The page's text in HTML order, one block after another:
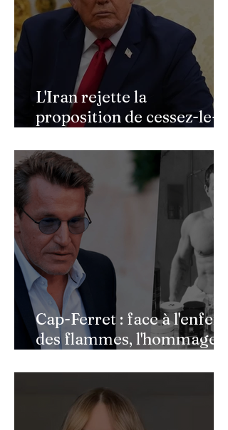
L'Iran rejette la
proposition de cessez-le-
Cap-Ferret : face à l'enfer
des flammes, l'hommage
héros de l'ombre